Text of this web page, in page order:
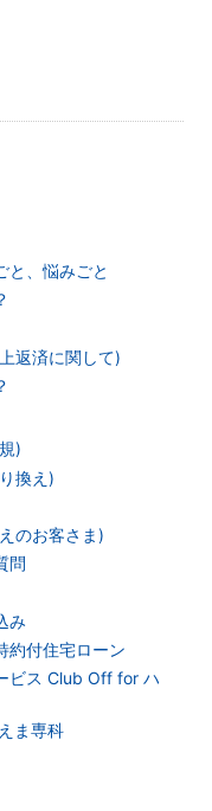
と、悩みごと
返済に関して)
)
換え)
のお客さま)
問
み
約付住宅ローン
ビス Club Off for ハ
ま専科